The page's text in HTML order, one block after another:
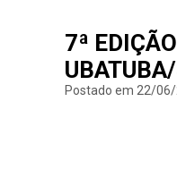
7ª
Postado em 22/